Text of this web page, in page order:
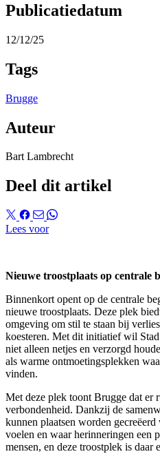
Publicatiedatum
12/12/25
Tags
Brugge
Auteur
Bart Lambrecht
Deel dit artikel
Lees voor
Nieuwe troostplaats op centrale
Binnenkort opent op de centrale
nieuwe troostplaats. Deze plek
omgeving om stil te staan bij
koesteren. Met dit initiatief wil
niet alleen netjes en verzorgd
als warme ontmoetingsplekken
vinden.
Met deze plek toont Brugge dat er
verbondenheid. Dankzij de
kunnen plaatsen worden
voelen en waar herinneringen een
mensen, en deze troostplek is daar